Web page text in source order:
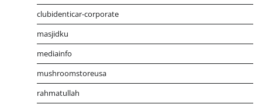
clubidenticar-corporate
masjidku
mediainfo
mushroomstoreusa
rahmatullah